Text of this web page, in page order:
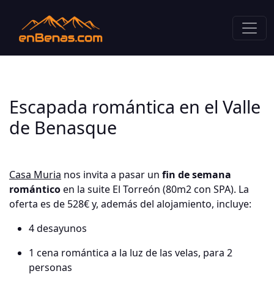
Escapada romántica en el Valle
de Benasque
Casa Muria nos invita a pasar un fin de semana
románticoen la suite El Torreón (80m2 con SPA). La
oferta es de 528€ y, además del alojamiento, incluye:
4 desayunos
1 cena romántica a la luz de las velas, para 2
personas